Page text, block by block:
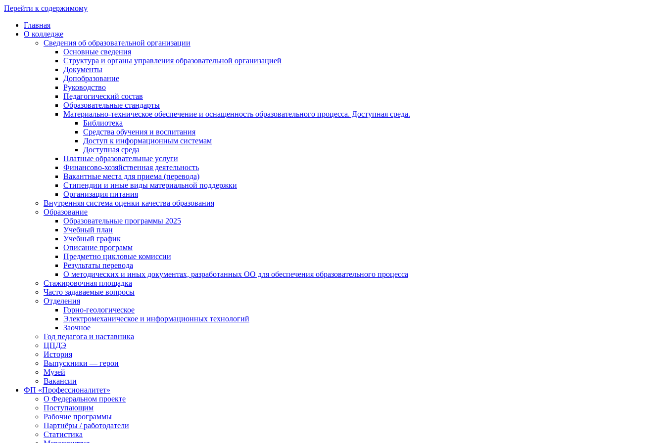
Перейти к содержимому
Главная
О колледже
Сведения об образовательной организации
Основные сведения
Структура и органы управления образовательной организацией
Документы
Допобразование
Руководство
Педагогический состав
Образовательные стандарты
Материально-техническое обеспечение и оснащенность образовательного процесса. Доступная среда.
Библиотека
Средства обучения и воспитания
Доступ к информационным системам
Доступная среда
Платные образовательные услуги
Финансово-хозяйственная деятельность
Вакантные места для приема (перевода)
Стипендии и иные виды материальной поддержки
Организация питания
Внутренняя система оценки качества образования
Образование
Образовательные программы 2025
Учебный план
Учебный график
Описание программ
Предметно цикловые комиссии
Результаты перевода
О методических и иных документах, разработанных ОО для обеспечения образовательного процесса
Стажировочная площадка
Часто задаваемые вопросы
Отделения
Горно-геологическое
Электромеханическое и информационных технологий
Заочное
Год педагога и наставника
ЦПДЭ
История
Выпускники — герои
Музей
Вакансии
ФП «Профессионалитет»
О Федеральном проекте
Поступающим
Рабочие программы
Партнёры / работодатели
Статистика